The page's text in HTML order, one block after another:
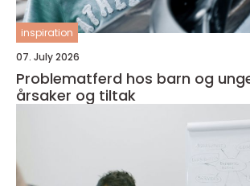
inspiration
07. July 2026
Problematferd hos barn og
årsaker og tiltak